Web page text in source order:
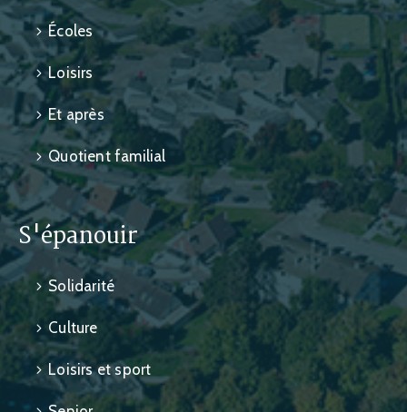
Écoles
Loisirs
Et après
Quotient familial
S'épanouir
Solidarité
Culture
Loisirs et sport